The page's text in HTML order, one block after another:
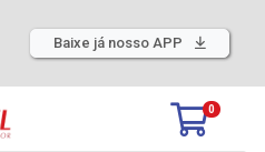
Baixe já nosso APP
0